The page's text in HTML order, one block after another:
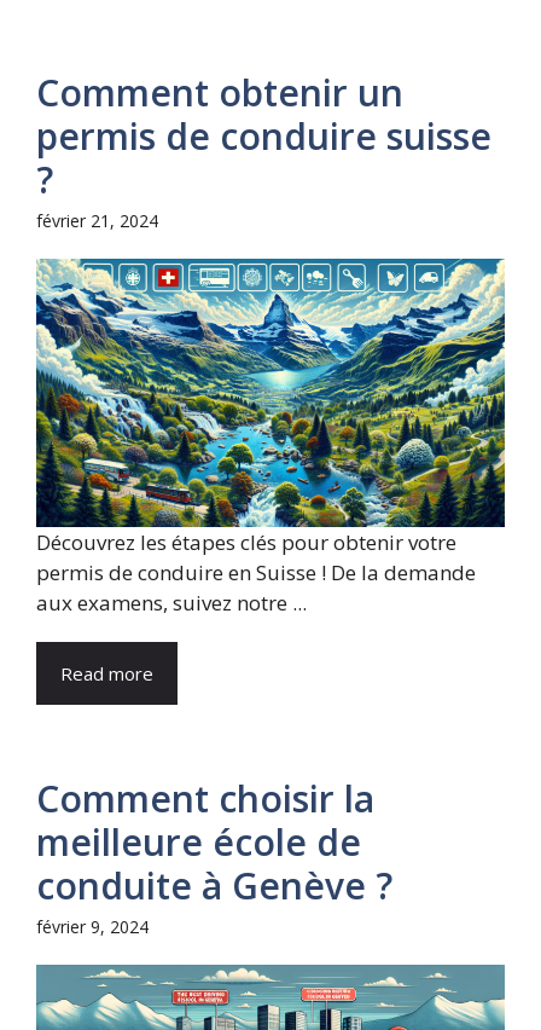
Comment obtenir un
permis de conduire suisse
?
février 21, 2024
Découvrez les étapes clés pour obtenir votre
permis de conduire en Suisse ! De la demande
aux examens, suivez notre ...
Read more
Comment choisir la
meilleure école de
conduite à Genève ?
février 9, 2024